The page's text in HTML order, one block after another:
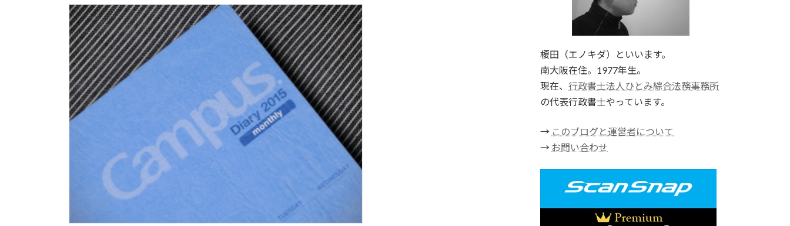
榎田（エノキダ）といいます。
南大阪在住。1977年生。
現在、行政書士法人ひとみ綜合法務事務所
の代表行政書士やっています。
→ このブログと運営者について
→ お問い合わせ